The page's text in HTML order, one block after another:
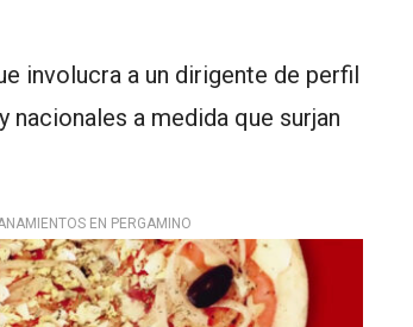
involucra a un dirigente de perfil
a medida que surjan
EN PERGAMINO